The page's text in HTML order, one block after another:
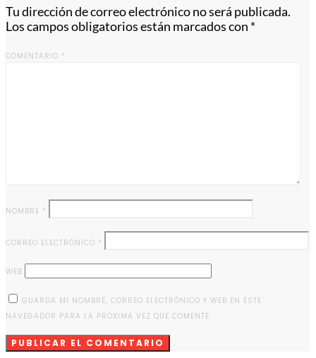
Tu dirección de correo electrónico no será publicada.
Los campos obligatorios están marcados con *
COMENTARIO *
NOMBRE *
CORREO ELECTRÓNICO *
WEB
GUARDA MI NOMBRE, CORREO ELECTRÓNICO Y WEB EN ESTE
NAVEGADOR PARA LA PRÓXIMA VEZ QUE COMENTE.